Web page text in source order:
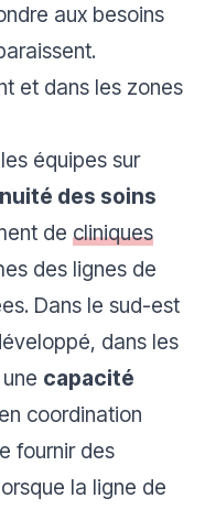
aux besoins
et dans les zones
équipes sur
des soins
de cliniques
des lignes de
Dans le sud-est
dans les
capacité
en coordination
fournir des
la ligne de